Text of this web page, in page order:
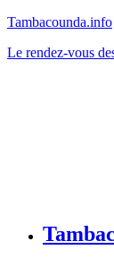
Tambacounda.info
Le rendez-vous